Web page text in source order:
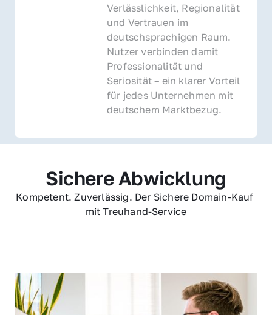
Verlässlichkeit, Regionalität
und Vertrauen im
deutschsprachigen Raum.
Nutzer verbinden damit
Professionalität und
Seriosität – ein klarer Vorteil
für jedes Unternehmen mit
deutschem Marktbezug.
Sichere Abwicklung
Kompetent. Zuverlässig. Der Sichere Domain-Kauf
mit Treuhand-Service